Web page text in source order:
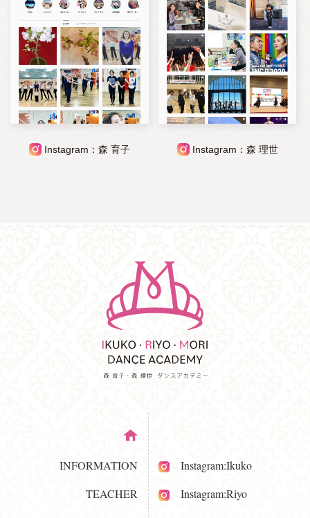
Instagram：森 育子 Instagram：森 理世
INFORMATION
TEACHER
Instagram:Ikuko
Instagram:Riyo